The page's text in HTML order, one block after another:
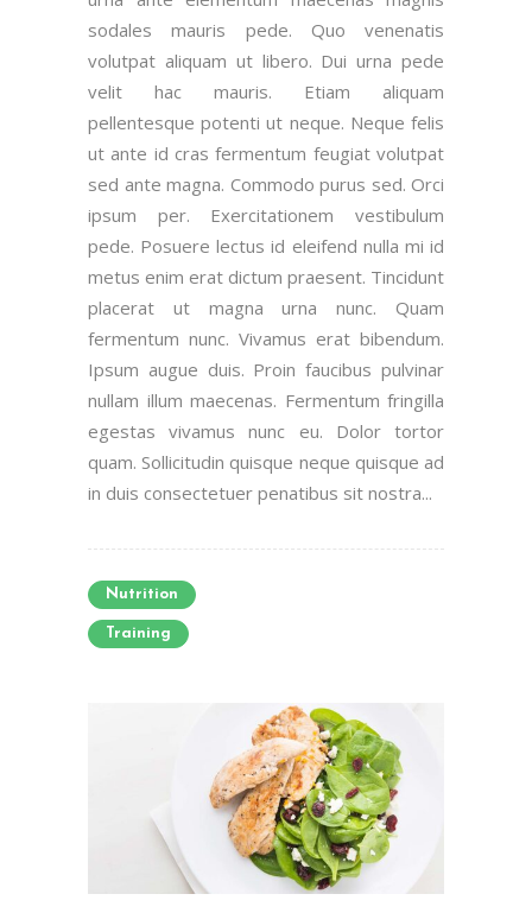
sodales mauris pede. Quo venenatis
volutpat aliquam ut libero. Dui urna pede
velit hac mauris. Etiam aliquam
pellentesque potenti ut neque. Neque felis
ut ante id cras fermentum feugiat volutpat
sed ante magna. Commodo purus sed. Orci
ipsum per. Exercitationem vestibulum
pede. Posuere lectus id eleifend nulla mi id
metus enim erat dictum praesent. Tincidunt
placerat ut magna urna nunc. Quam
fermentum nunc. Vivamus erat bibendum.
Ipsum augue duis. Proin faucibus pulvinar
nullam illum maecenas. Fermentum fringilla
egestas vivamus nunc eu. Dolor tortor
quam. Sollicitudin quisque neque quisque ad
in duis consectetuer penatibus sit nostra...
Nutrition
Training